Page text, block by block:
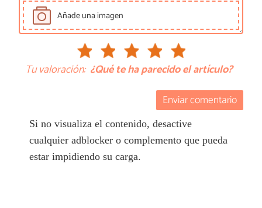
Añade una imagen
Tu valoración: ¿Qué te ha parecido el artículo?
Enviar comentario
Si no visualiza el contenido, desactive
cualquier adblocker o complemento que pueda
estar impidiendo su carga.